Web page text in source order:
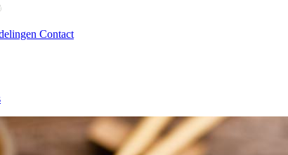
(huidige)
Contact